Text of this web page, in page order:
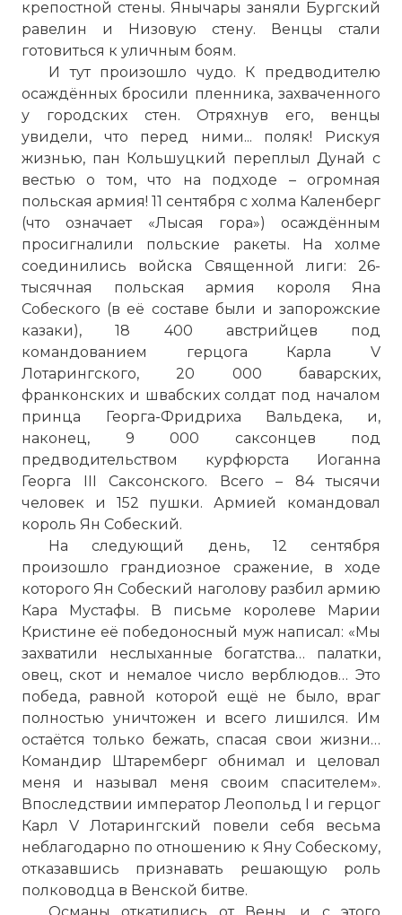
крепостной стены. Янычары заняли Бургский
равелин и Низовую стену. Венцы стали
готовиться к уличным боям.
И тут произошло чудо. К предводителю
осаждённых бросили пленника, захваченного
у городских стен. Отряхнув его, венцы
увидели, что перед ними... поляк! Рискуя
жизнью, пан Кольшуцкий переплыл Дунай с
вестью о том, что на подходе – огромная
польская армия! 11 сентября с холма Каленберг
(что означает «Лысая гора») осаждённым
просигналили польские ракеты. На холме
соединились войска Священной лиги: 26-
тысячная польская армия короля Яна
Собеского (в её составе были и запорожские
казаки), 18 400 австрийцев под
командованием герцога Карла V
Лотарингского, 20 000 баварских,
франконских и швабских солдат под началом
принца Георга-Фридриха Вальдека, и,
наконец, 9 000 саксонцев под
предводительством курфюрста Иоганна
Георга III Саксонского. Всего – 84 тысячи
человек и 152 пушки. Армией командовал
король Ян Собеский.
На следующий день, 12 сентября
произошло грандиозное сражение, в ходе
которого Ян Собеский наголову разбил армию
Кара Мустафы. В письме королеве Марии
Кристине её победоносный муж написал: «Мы
захватили неслыханные богатства… палатки,
овец, скот и немалое число верблюдов… Это
победа, равной которой ещё не было, враг
полностью уничтожен и всего лишился. Им
остаётся только бежать, спасая свои жизни…
Командир Штаремберг обнимал и целовал
меня и называл меня своим спасителем».
Впоследствии император Леопольд I и герцог
Карл V Лотарингский повели себя весьма
неблагодарно по отношению к Яну Собескому,
отказавшись признавать решающую роль
полководца в Венской битве.
☓